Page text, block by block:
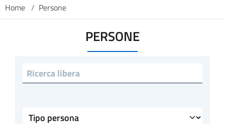
Home / Persone
PERSONE
Ricerca libera
Tipo persona